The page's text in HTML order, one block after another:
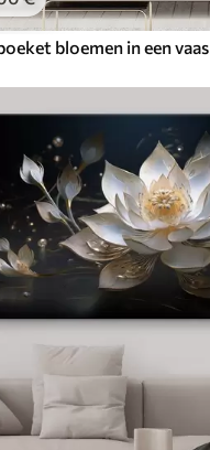
bloemen in een vaas